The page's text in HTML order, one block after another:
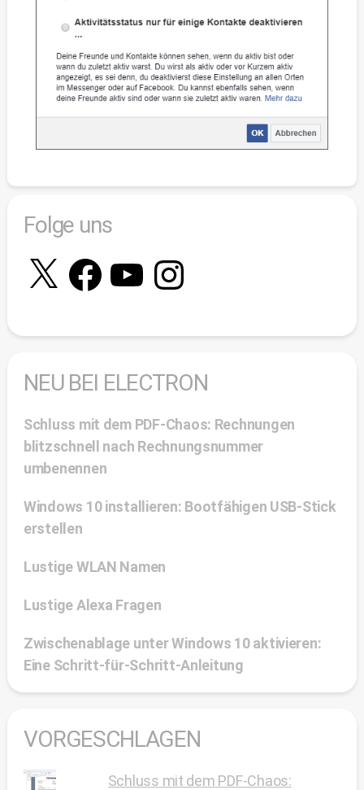
Folge uns
X FacebookYouTubeInstagram
NEU BEI ELECTRON
Schluss mit dem PDF-Chaos: Rechnungen
blitzschnell nach Rechnungsnummer
umbenennen
Windows 10 installieren: Bootfähigen USB-Stick
erstellen
Lustige WLAN Namen
Lustige Alexa Fragen
Zwischenablage unter Windows 10 aktivieren:
Eine Schritt-für-Schritt-Anleitung
VORGESCHLAGEN
Schluss mit dem PDF-Chaos: